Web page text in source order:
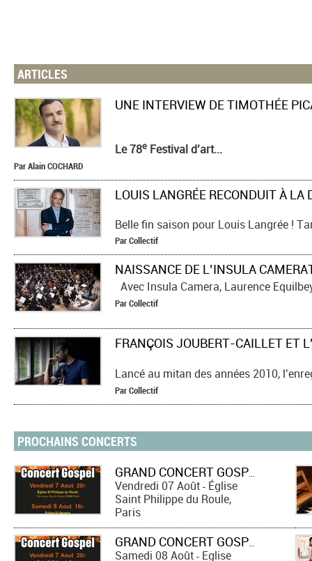
ARTICLES
Le 78e Festival d’art...
ParAlainCOCHARD
​LOUIS LANGRÉE RECONDUIT À LA
Belle fin saison pour Louis Langrée !
ParCollectif
Avec Insula Camera, Laurence Equilbey
ParCollectif
Lancé au mitan des années 2010,
ParCollectif
PROCHAINS CONCERTS
GRAND CONCERT GOSPEL
Vendredi 07 Août - Église
Saint Philippe du Roule,
Paris
GRAND CONCERT GOSPEL
Samedi 08 Août - Eglise